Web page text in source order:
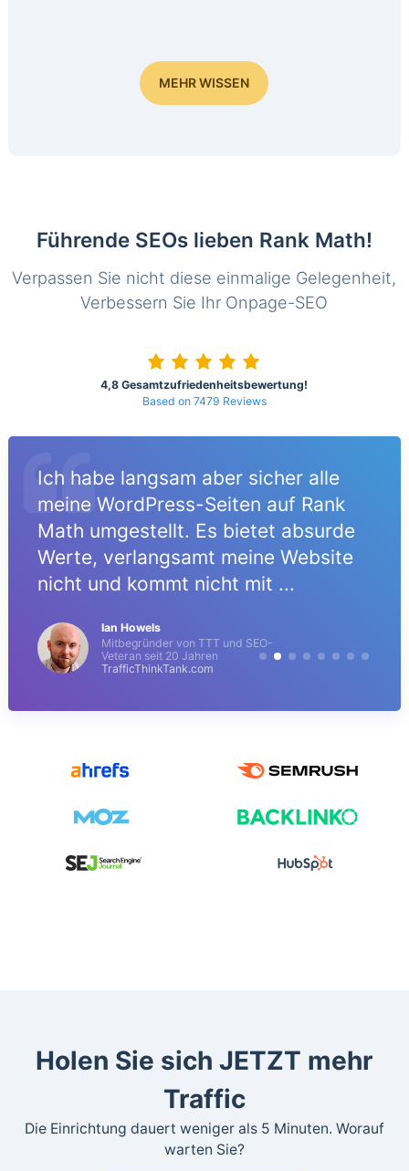
MEHR WISSEN
Führende SEOs lieben Rank Math!
Verpassen Sie nicht diese einmalige Gelegenheit,
Verbessern Sie Ihr Onpage-SEO
4,8 Gesamtzufriedenheitsbewertung!
Based on 7479 Reviews
Ich habe langsam aber sicher alle
meine WordPress-Seiten auf Rank
Math umgestellt. Es bietet absurde
Werte, verlangsamt meine Website
nicht und kommt nicht mit ...
Ian Howels
Mitbegründer von TTT und SEO-
Veteran seit 20 Jahren
TrafficThinkTank.com
Holen Sie sich JETZT mehr
Traffic
Die Einrichtung dauert weniger als 5 Minuten. Worauf
warten Sie?